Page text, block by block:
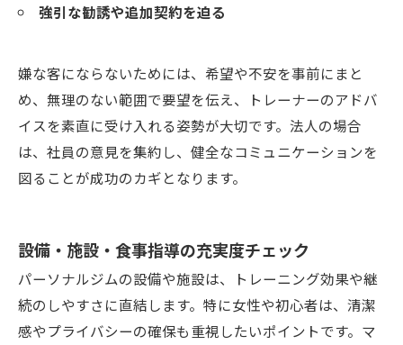
強引な勧誘や追加契約を迫る
嫌な客にならないためには、希望や不安を事前にまと
め、無理のない範囲で要望を伝え、トレーナーのアドバ
イスを素直に受け入れる姿勢が大切です。法人の場合
は、社員の意見を集約し、健全なコミュニケーションを
図ることが成功のカギとなります。
設備・施設・食事指導の充実度チェック
パーソナルジムの設備や施設は、トレーニング効果や継
続のしやすさに直結します。特に女性や初心者は、清潔
感やプライバシーの確保も重視したいポイントです。マ